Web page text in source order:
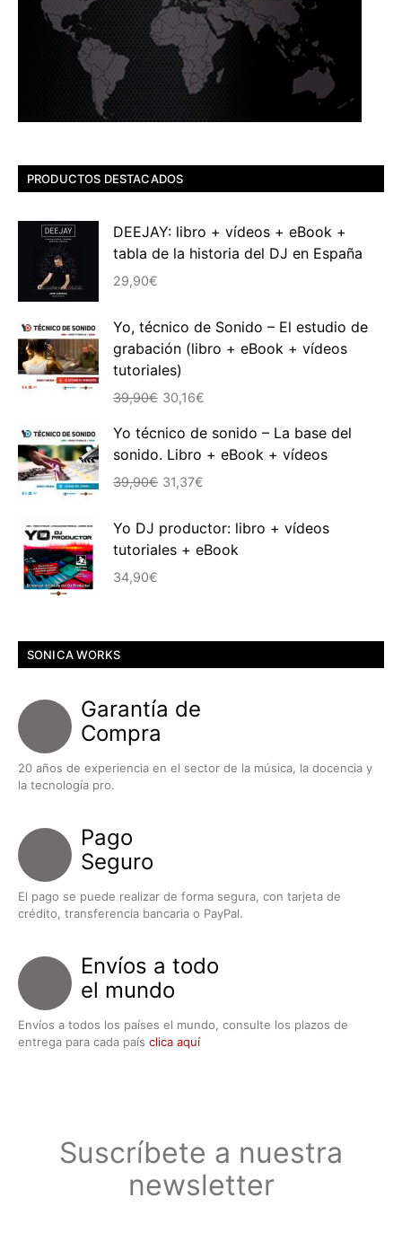
PRODUCTOS DESTACADOS
DEEJAY: libro + vídeos + eBook +
tabla de la historia del DJ en España
29,90€
Yo, técnico de Sonido – El estudio de
grabación (libro + eBook + vídeos
tutoriales)
39,90€ El
original
era:
39,90€.
30,16€
actual
es:
Yo técnico de sonido – La base del
sonido. Libro + eBook + vídeos
39,90€ El
original
era:
39,90€.
31,37€
actual
es:
31,37€.
Yo DJ productor: libro + vídeos
tutoriales + eBook
34,90€
SONICA WORKS
Garantía de
Compra
20 años de experiencia en el sector de la música, la docencia y
la tecnología pro.
Pago
Seguro
El pago se puede realizar de forma segura, con tarjeta de
crédito, transferencia bancaria o PayPal.
Envíos a todo
el mundo
Envíos a todos los países el mundo, consulte los plazos de
entrega para cada país clica aquí
Suscríbete a nuestra
newsletter